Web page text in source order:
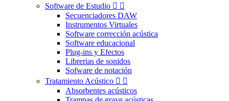
Software de Estudio  
Secuenciadores DAW
Instrumentos Virtuales
Software corrección acústica
Software educacional
Plug-ins y Efectos
Librerias de sonidos
Sofware de notación
Tratamiento Acústico  
Absorbentes acústicos